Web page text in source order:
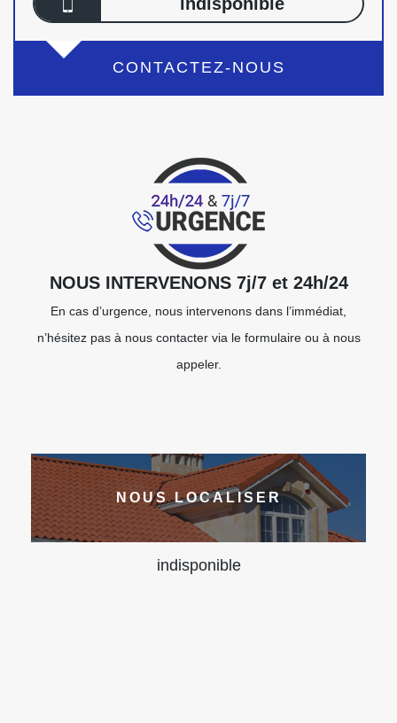
CONTACTEZ-NOUS
NOUS INTERVENONS 7j/7 et 24h/24
En cas d’urgence, nous intervenons dans l’immédiat,
n’hésitez pas à nous contacter via le formulaire ou à nous
appeler.
NOUS LOCALISER
indisponible